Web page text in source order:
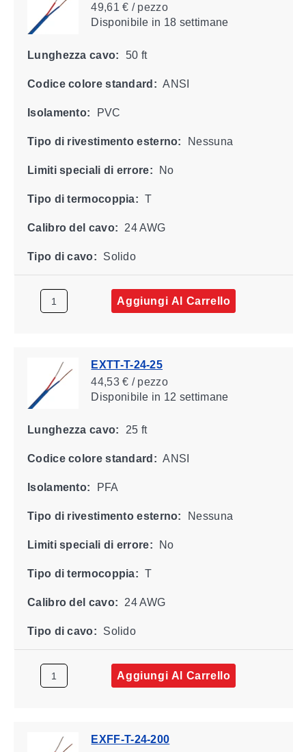
49,61 € / pezzo
Disponibile in 18 settimane
Lunghezza cavo: 50 ft
Codice colore standard: ANSI
Isolamento: PVC
Tipo di rivestimento esterno: Nessuna
Limiti speciali di errore: No
Tipo di termocoppia: T
Calibro del cavo: 24 AWG
Tipo di cavo: Solido
Aggiungi Al Carrello
EXTT-T-24-25
44,53 € / pezzo
Disponibile in 12 settimane
Lunghezza cavo: 25 ft
Codice colore standard: ANSI
Isolamento: PFA
Tipo di rivestimento esterno: Nessuna
Limiti speciali di errore: No
Tipo di termocoppia: T
Calibro del cavo: 24 AWG
Tipo di cavo: Solido
Aggiungi Al Carrello
EXFF-T-24-200